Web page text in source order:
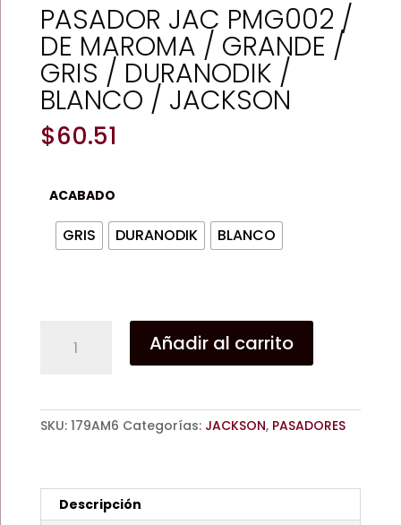
PASADOR JAC PMG002 /
DE MAROMA / GRANDE /
GRIS / DURANODIK /
BLANCO / JACKSON
$60.51
ACABADO
GRIS DURANODIK BLANCO
DE
MAROMA
/
GRIS
Añadir al carrito
SKU: 179AM6 Categorías: JACKSON, PASADORES
Descripción